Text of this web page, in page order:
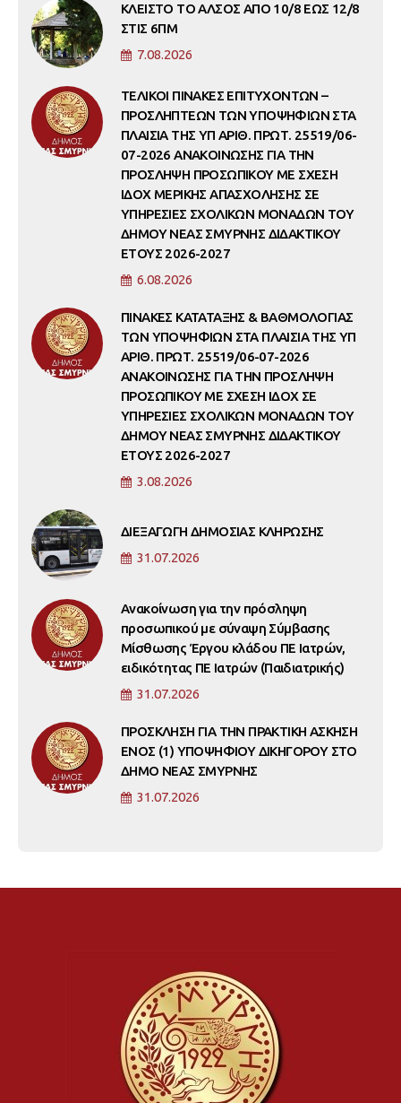
ΚΛΕΙΣΤΟ ΤΟ ΑΛΣΟΣ ΑΠΟ 10/8 ΕΩΣ 12/8
ΣΤΙΣ 6ΠΜ
7.08.2026
ΤΕΛΙΚΟΙ ΠΙΝΑΚΕΣ ΕΠΙΤΥΧΟΝΤΩΝ –
ΠΡΟΣΛΗΠΤΕΩΝ ΤΩΝ ΥΠΟΨΗΦΙΩΝ ΣΤΑ
ΠΛΑΙΣΙΑ ΤΗΣ ΥΠ ΑΡΙΘ. ΠΡΩΤ. 25519/06-
07-2026 ΑΝΑΚΟΙΝΩΣΗΣ ΓΙΑ ΤΗΝ
ΠΡΟΣΛΗΨΗ ΠΡΟΣΩΠΙΚΟΥ ΜΕ ΣΧΕΣΗ
ΙΔΟΧ ΜΕΡΙΚΗΣ ΑΠΑΣΧΟΛΗΣΗΣ ΣΕ
ΥΠΗΡΕΣΙΕΣ ΣΧΟΛΙΚΩΝ ΜΟΝΑΔΩΝ ΤΟΥ
ΔΗΜΟΥ ΝΕΑΣ ΣΜΥΡΝΗΣ ΔΙΔΑΚΤΙΚΟΥ
ΕΤΟΥΣ 2026-2027
6.08.2026
ΠΙΝΑΚΕΣ ΚΑΤΑΤΑΞΗΣ & ΒΑΘΜΟΛΟΓΙΑΣ
ΤΩΝ ΥΠΟΨΗΦΙΩΝ ΣΤΑ ΠΛΑΙΣΙΑ ΤΗΣ ΥΠ
ΑΡΙΘ. ΠΡΩΤ. 25519/06-07-2026
ΑΝΑΚΟΙΝΩΣΗΣ ΓΙΑ ΤΗΝ ΠΡΟΣΛΗΨΗ
ΠΡΟΣΩΠΙΚΟΥ ΜΕ ΣΧΕΣΗ ΙΔΟΧ ΣΕ
ΥΠΗΡΕΣΙΕΣ ΣΧΟΛΙΚΩΝ ΜΟΝΑΔΩΝ ΤΟΥ
ΔΗΜΟΥ ΝΕΑΣ ΣΜΥΡΝΗΣ ΔΙΔΑΚΤΙΚΟΥ
ΕΤΟΥΣ 2026-2027
3.08.2026
ΔΙΕΞΑΓΩΓΗ ΔΗΜΟΣΙΑΣ ΚΛΗΡΩΣΗΣ
31.07.2026
Ανακοίνωση για την πρόσληψη
προσωπικού με σύναψη Σύμβασης
Μίσθωσης Έργου κλάδου ΠΕ Ιατρών,
ειδικότητας ΠΕ Ιατρών (Παιδιατρικής)
31.07.2026
ΠΡΟΣΚΛΗΣΗ ΓΙΑ ΤΗΝ ΠΡΑΚΤΙΚΗ ΑΣΚΗΣΗ
ΕΝΟΣ (1) ΥΠΟΨΗΦΙΟΥ ΔΙΚΗΓΟΡΟΥ ΣΤΟ
ΔΗΜΟ ΝΕΑΣ ΣΜΥΡΝΗΣ
31.07.2026